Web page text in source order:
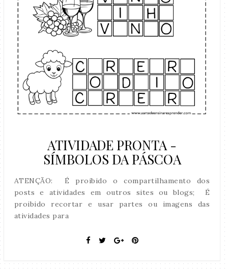
ATIVIDADE PRONTA -
SÍMBOLOS DA PÁSCOA
ATENÇÃO: É proibido o compartilhamento dos
posts e atividades em outros sites ou blogs; É
proibido recortar e usar partes ou imagens das
atividades para